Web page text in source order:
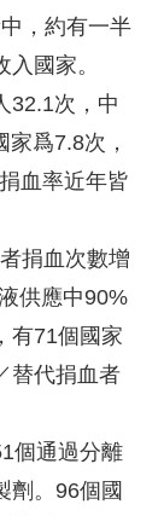
，約有一半
國家。
32.1次，中
爲7.8次，
血率近年皆
捐血次數增
供應中90%
有71個國家
替代捐血者
個通過分離
劑。96個國